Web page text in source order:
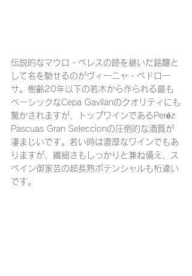
伝説的なマウロ・ペレスの跡を継いだ銘醸と
して名を馳せるのがヴィーニャ・ペドロー
サ。樹齢20年以下の若木から作られる最も
ベーシックなCepa Gavilanのクオリティにも
驚かされますが、トップワインであるPeréz
Pascuas Gran Seleccionの圧倒的な酒質が
凄まじいです。若い時は濃厚なワインでもあ
りますが、繊細さもしっかりと兼ね備え、ス
ペイン御家芸の超長熟ポテンシャルも桁違い
です。